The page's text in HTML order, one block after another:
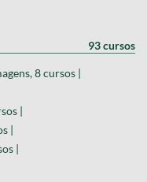
93 cursos
8 cursos |
|
|
|